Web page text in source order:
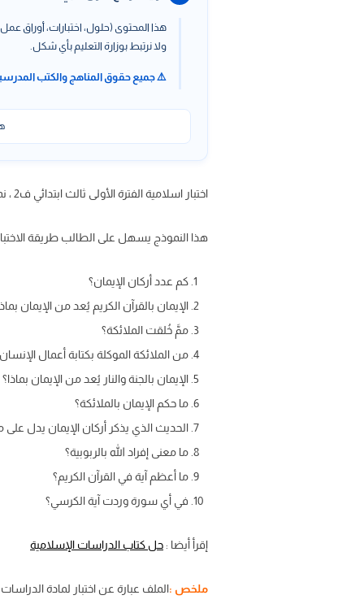
هذا المحتوى (حلول، اختبارات، أوراق
ولا نرتبط بوزارة التعليم بأي شكل.
⚠️ جميع حقوق المناهج والكتب
اختبار اسلامية الفترة الأولى ثالث ابتدائي ف2 ، نموذج اختبار الفترة الأولى اسلامية ثالث ابتدائي ( تكويني ) عبر موقعنا حلول كتبي
هذا النموذج يسهل على الطالب طريقة
كم عدد أركان الإيمان؟
الإيمان بالقرآن الكريم يُعد من الإيمان
ممَّ خُلقت الملائكة؟
من الملائكة الموكلة بكتابة أعمال
الإيمان بالجنة والنار يُعد من الإيمان بماذا؟
ما حكم الإيمان بالملائكة؟
الحديث الذي يذكر أركان الإيمان يدل على
ما معنى إفراد الله بالربوبية؟
ما أعظم آية في القرآن الكريم؟
في أي سورة وردت آية الكرسي؟
إقرأ أيضا :حل كتاب الدراسات الإسلامية
ملخص :الملف عبارة عن اختبار لمادة